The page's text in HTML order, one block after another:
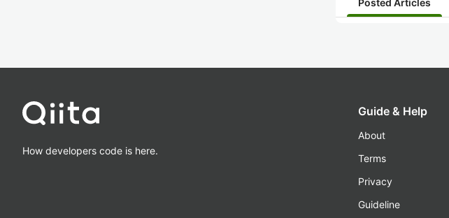
Posted Articles
How developers code is here.
Guide & Help
About
Terms
Privacy
Guideline